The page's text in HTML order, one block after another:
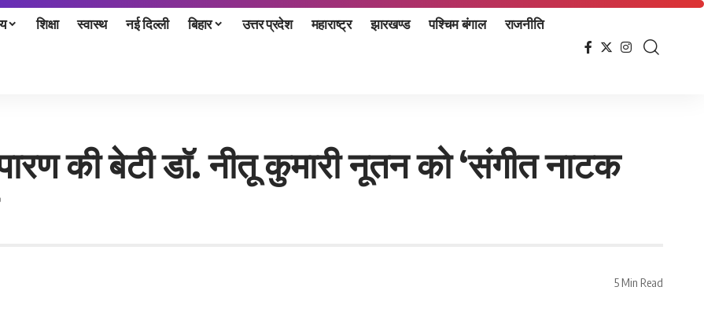
शिक्षा स्वास्थ नई दिल्ली बिहार उत्तर प्रदेश महाराष्ट्र झारखण्ड पश्चिम बंगाल राजनीति
की बेटी डाॅ. नीतू कुमारी नूतन को ‘संगीत नाटक
5 Min Read